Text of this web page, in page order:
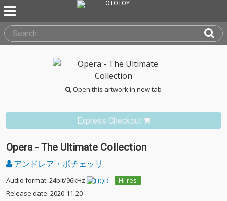
Open this artwork in new tab
Express Checkout
Opera - The Ultimate Collection
アンドレア・ボチェッリ
Audio format: 24bit/96kHz
Hi-res
Release date: 2020-11-20